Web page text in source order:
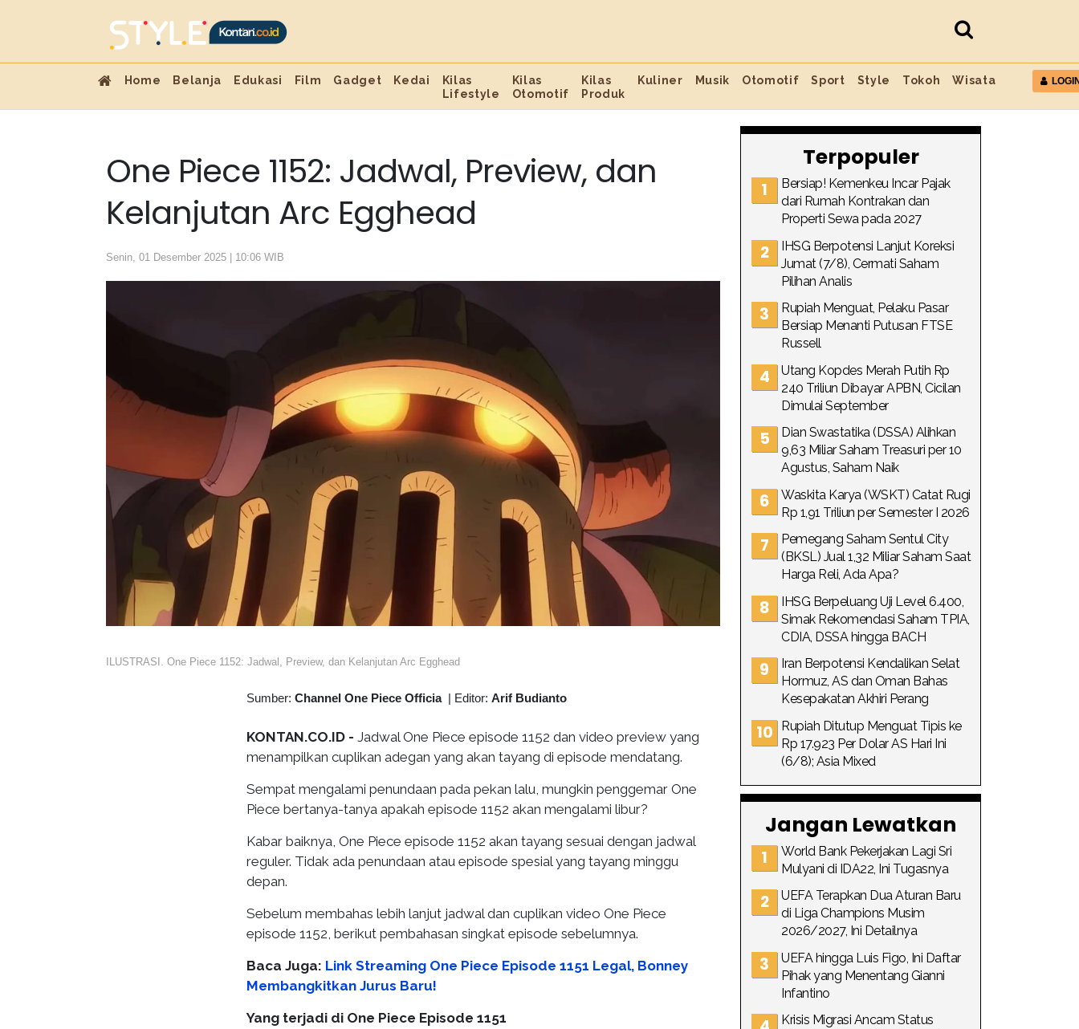
Home Belanja Edukasi Film Gadget Kedai
Kilas
Lifestyle
Kilas
Otomotif
Kilas
Produk
Kuliner Musik Otomotif Sport Style Tokoh Wisata
One Piece 1152: Jadwal, Preview, dan
Kelanjutan Arc Egghead
Senin, 01 Desember 2025 | 10:06 WIB
ILUSTRASI. One Piece 1152: Jadwal, Preview, dan Kelanjutan Arc Egghead
Sumber: Channel One Piece Officia| Editor: Arif Budianto
KONTAN.CO.ID - Jadwal One Piece episode 1152 dan video preview yang
menampilkan cuplikan adegan yang akan tayang di episode mendatang.
Sempat mengalami penundaan pada pekan lalu, mungkin penggemar One
Piece bertanya-tanya apakah episode 1152 akan mengalami libur?
Kabar baiknya, One Piece episode 1152 akan tayang sesuai dengan jadwal
reguler. Tidak ada penundaan atau episode spesial yang tayang minggu
depan.
Sebelum membahas lebih lanjut jadwal dan cuplikan video One Piece
episode 1152, berikut pembahasan singkat episode sebelumnya.
Baca Juga: Link Streaming One Piece Episode 1151 Legal, Bonney
Membangkitkan Jurus Baru!
Yang terjadi di One Piece Episode 1151
Terpopuler
Bersiap! Kemenkeu Incar Pajak
dari Rumah Kontrakan dan
Properti Sewa pada 2027
IHSG Berpotensi Lanjut Koreksi
Jumat (7/8), Cermati Saham
Pilihan Analis
Rupiah Menguat, Pelaku Pasar
Bersiap Menanti Putusan FTSE
Russell
Utang Kopdes Merah Putih Rp
240 Triliun Dibayar APBN, Cicilan
Dimulai September
Dian Swastatika (DSSA) Alihkan
9,63 Miliar Saham Treasuri per 10
Agustus, Saham Naik
Waskita Karya (WSKT) Catat Rugi
Rp 1,91 Triliun per Semester I 2026
Pemegang Saham Sentul City
(BKSL) Jual 1,32 Miliar Saham Saat
Harga Reli, Ada Apa?
IHSG Berpeluang Uji Level 6.400,
Simak Rekomendasi Saham TPIA,
CDIA, DSSA hingga BACH
Iran Berpotensi Kendalikan Selat
Hormuz, AS dan Oman Bahas
Kesepakatan Akhiri Perang
Rupiah Ditutup Menguat Tipis ke
Rp 17.923 Per Dolar AS Hari Ini
(6/8); Asia Mixed
Jangan Lewatkan
World Bank Pekerjakan Lagi Sri
Mulyani di IDA22, Ini Tugasnya
UEFA Terapkan Dua Aturan Baru
di Liga Champions Musim
2026/2027, Ini Detailnya
UEFA hingga Luis Figo, Ini Daftar
Pihak yang Menentang Gianni
Infantino
Krisis Migrasi Ancam Status